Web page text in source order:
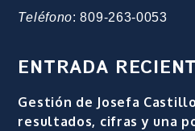
Teléfono: 809-263-0053
ENTRADA
Gestión de Josefa
resultados, cifras y una